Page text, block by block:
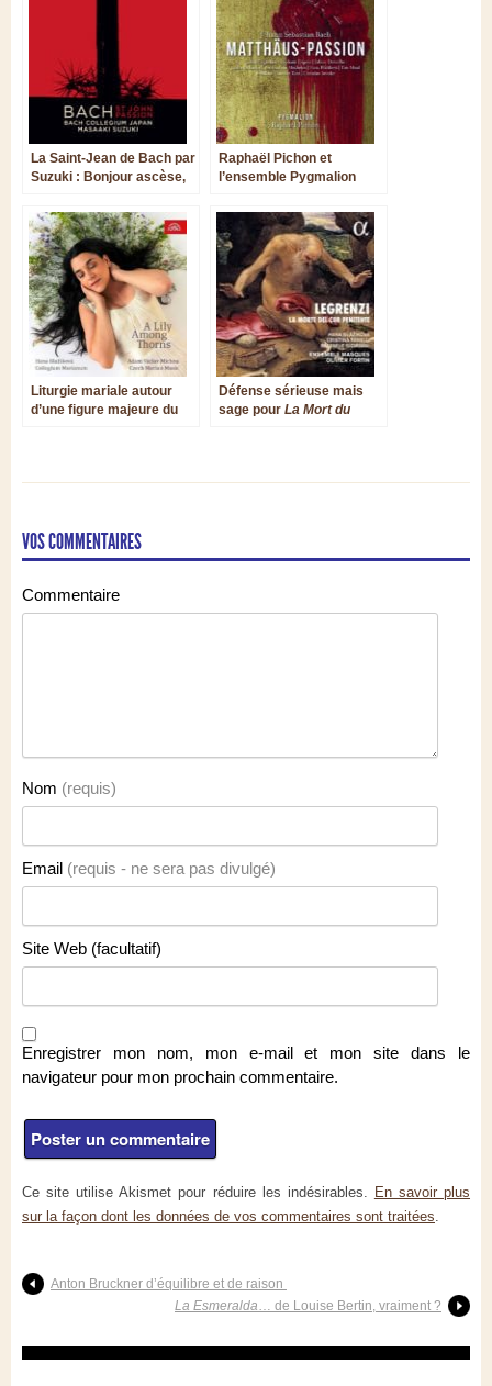
La Saint-Jean de Bach par
Suzuki : Bonjour ascèse,
Raphaël Pichon et
l’ensemble Pygmalion
mention
Liturgie mariale autour
d’une figure majeure du
Défense sérieuse mais
sage pour La Mort du
VOS COMMENTAIRES
Commentaire
Nom (requis)
Email (requis - ne sera pas divulgé)
Site Web (facultatif)
Enregistrer mon nom, mon e-mail et mon site dans le
navigateur pour mon prochain commentaire.
Ce site utilise Akismet pour réduire les indésirables. En savoir plus
sur la façon dont les données de vos commentaires sont traitées
Anton Bruckner d’équilibre et de raison
La Esmeralda … de Louise Bertin, vraiment ?